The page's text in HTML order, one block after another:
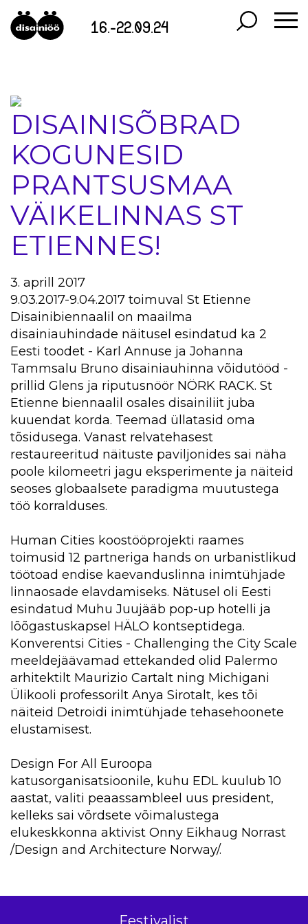
16.-22.09.24
DISAINISÕBRAD
KOGUNESID
PRANTSUSMAA
VÄIKELINNAS ST
ETIENNES!
3. aprill 2017
9.03.2017-9.04.2017 toimuval St Etienne
Disainibiennaalil on maailma
disainiauhindade näitusel esindatud ka 2
Eesti toodet - Karl Annuse ja Johanna
Tammsalu Bruno disainiauhinna võidutööd -
prillid Glens ja riputusnöör NÖRK RACK. St
Etienne biennaalil osales disainiliit juba
kuuendat korda. Teemad üllatasid oma
tõsidusega. Vanast relvatehasest
restaureeritud näituste paviljonides sai näha
poole kilomeetri jagu eksperimente ja näiteid
seoses globaalsete paradigma muutustega
töö korralduses.
Human Cities koostööprojekti raames
toimusid 12 partneriga hands on urbanistlikud
töötoad endise kaevanduslinna inimtühjade
linnaosade elavdamiseks. Nätusel oli Eesti
esindatud Muhu Juujääb pop-up hotelli ja
lõõgastuskapsel HÄLO kontseptidega.
Konverentsi Cities - Challenging the City Scale
meeldejäävamad ettekanded olid Palermo
arhitektilt Maurizio Cartalt ning Michigani
Ülikooli professorilt Anya Sirotalt, kes tõi
näiteid Detroidi inimtühjade tehasehoonete
elustamisest.
Design For All Euroopa
katusorganisatsioonile, kuhu EDL kuulub 10
aastat, valiti peaassambleel uus president,
kelleks sai võrdsete võimalustega
elukeskkonna aktivist Onny Eikhaug Norrast
/Design and Architecture Norway/.
Festivalist